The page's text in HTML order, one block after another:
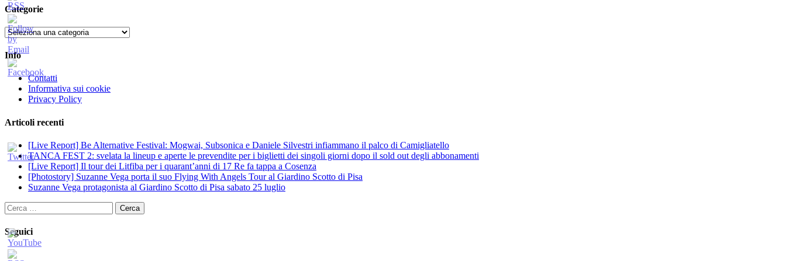
Categorie
Categorie
Info
Contatti
Informativa sui cookie
Privacy Policy
Articoli recenti
[Live Report] Be Alternative Festival: Mogwai, Subsonica e Daniele Silvestri infiammano il palco di Camigliatello
TANCA FEST 2: svelata la lineup e aperte le prevendite per i biglietti dei singoli giorni dopo il sold out degli abbonamenti
[Live Report] Il tour dei Litfiba per i quarant’anni di 17 Re fa tappa a Cosenza
[Photostory] Suzanne Vega porta il suo Flying With Angels Tour al Giardino Scotto di Pisa
Suzanne Vega protagonista al Giardino Scotto di Pisa sabato 25 luglio
Ricerca
per:
Seguici